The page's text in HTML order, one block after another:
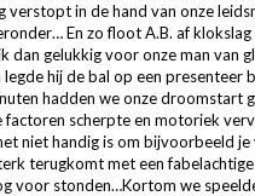
verstopt in de hand van onze
En zo floot A.B. af
gelukkig voor onze man van
hij de bal op een presenteer
hadden we onze
scherpte en motoriek
niet handig is om bijvoorbeeld
terugkomt met een
voor stonden…Kortom we